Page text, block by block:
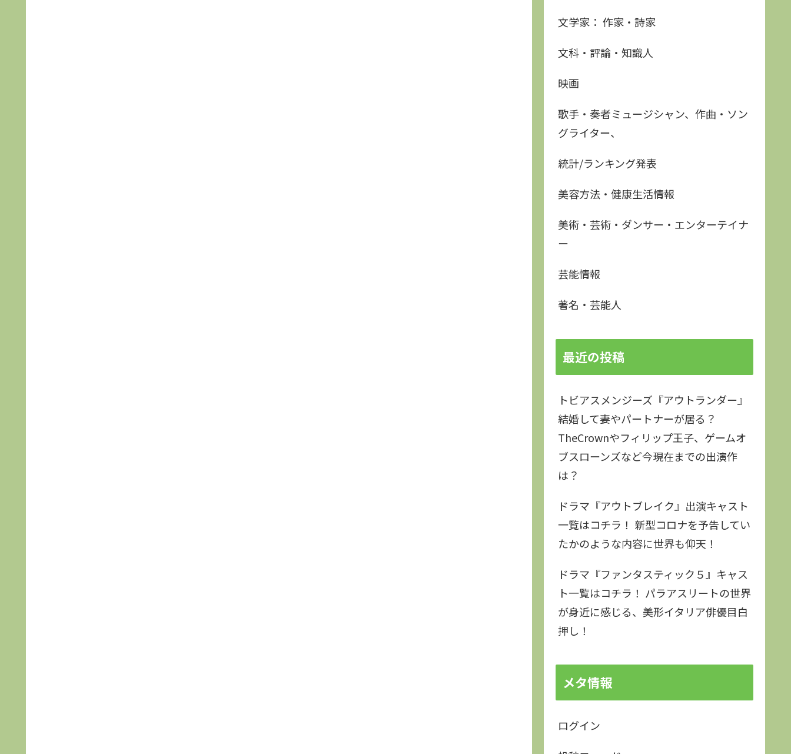
文学家： 作家・詩家
文科・評論・知識人
映画
歌手・奏者ミュージシャン、作曲・ソン
グライター、
統計/ランキング発表
美容方法・健康生活情報
美術・芸術・ダンサー・エンターテイナ
ー
芸能情報
著名・芸能人
最近の投稿
トビアスメンジーズ『アウトランダー』
結婚して妻やパートナーが居る？
TheCrownやフィリップ王子、ゲームオ
ブスローンズなど今現在までの出演作
は？
ドラマ『アウトブレイク』出演キャスト
一覧はコチラ！ 新型コロナを予告してい
たかのような内容に世界も仰天！
ドラマ『ファンタスティック５』キャス
ト一覧はコチラ！ パラアスリートの世界
が身近に感じる、美形イタリア俳優目白
押し！
メタ情報
ログイン